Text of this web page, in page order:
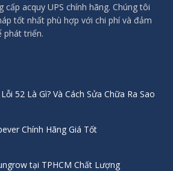
cấp acquy UPS chính hãng. Chúng tôi
tốt nhất phù hợp với chi phí và đảm
phát triển.
52 Là Gì? Và Cách Sửa Chữa Ra Sao
Chính Hãng Giá Tốt
tại TPHCM Chất Lượng